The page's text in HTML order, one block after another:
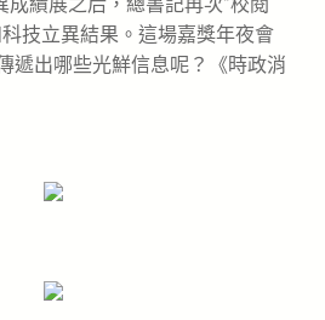
技立異結果。這場嘉獎年夜會
遞出哪些光鮮信息呢？《時政消